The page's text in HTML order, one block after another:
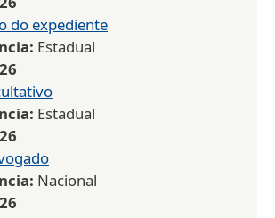
do expediente
Estadual
Estadual
Nacional